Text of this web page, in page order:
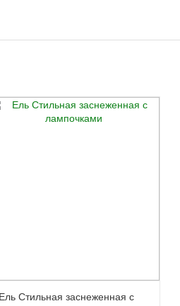
Ель Стильная заснеженная с